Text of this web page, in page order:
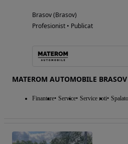
Brasov (Brasov)
Profesionist • Publicat
MATEROM AUTOMOBILE BRASOV
Finantare Service Service roti